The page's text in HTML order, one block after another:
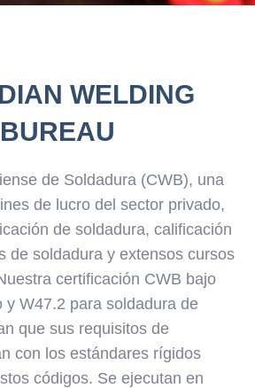
WELDING
BUREAU
de Soldadura (CWB), una
de lucro del sector privado,
de soldadura, calificación
de soldadura y extensos cursos
certificación CWB bajo
y W47.2 para soldadura de
que sus requisitos de
con los estándares rígidos
códigos. Se ejecutan en